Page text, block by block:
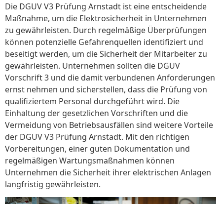
Die DGUV V3 Prüfung Arnstadt ist eine entscheidende
Maßnahme, um die Elektrosicherheit in Unternehmen
zu gewährleisten. Durch regelmäßige Überprüfungen
können potenzielle Gefahrenquellen identifiziert und
beseitigt werden, um die Sicherheit der Mitarbeiter zu
gewährleisten. Unternehmen sollten die DGUV
Vorschrift 3 und die damit verbundenen Anforderungen
ernst nehmen und sicherstellen, dass die Prüfung von
qualifiziertem Personal durchgeführt wird. Die
Einhaltung der gesetzlichen Vorschriften und die
Vermeidung von Betriebsausfällen sind weitere Vorteile
der DGUV V3 Prüfung Arnstadt. Mit den richtigen
Vorbereitungen, einer guten Dokumentation und
regelmäßigen Wartungsmaßnahmen können
Unternehmen die Sicherheit ihrer elektrischen Anlagen
langfristig gewährleisten.